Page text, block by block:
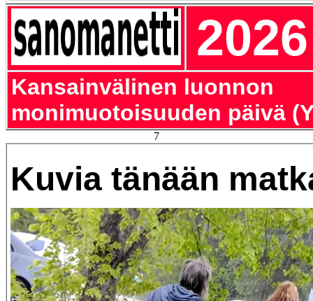
2026
Kansainvälinen luonnon
monimuotoisuuden päivä
7
Kuvia tänään